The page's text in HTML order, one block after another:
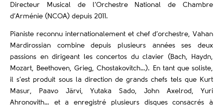
Directeur Musical de l’Orchestre National de Chambre
d’Arménie (NCOA) depuis 2011.
Pianiste reconnu internationalement et chef d’orchestre, Vahan
Mardirossian combine depuis plusieurs années ses deux
passions en dirigeant les concertos du clavier (Bach, Haydn,
Mozart, Beethoven, Grieg, Chostakovitch…). En tant que soliste,
il s’est produit sous la direction de grands chefs tels que Kurt
Masur, Paavo Järvi, Yutaka Sado, John Axelrod, Yuri
Ahronovith… et a enregistré plusieurs disques consacrés à